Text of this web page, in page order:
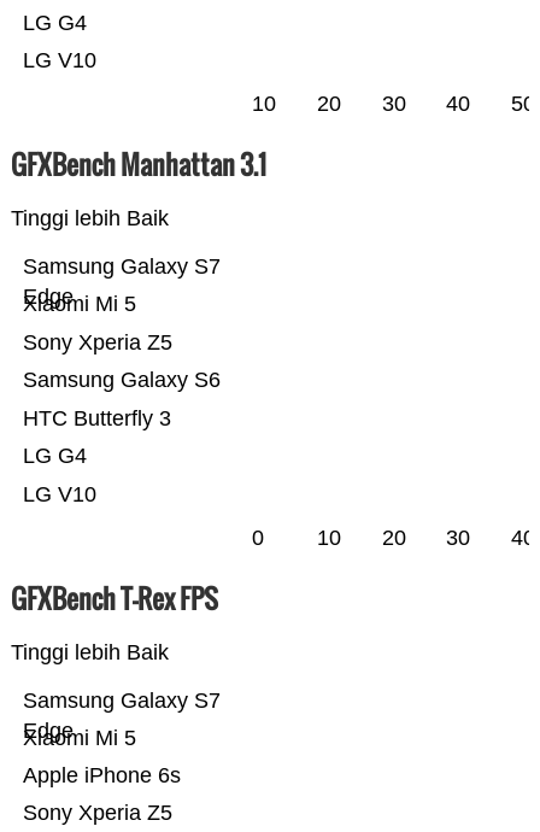
LG V10
LG G4
10 20 30 40 50
GFXBench Manhattan 3.1
Tinggi lebih Baik
LG V10
LG G4
HTC Butterfly 3
Samsung Galaxy S6
Sony Xperia Z5
Xiaomi Mi 5
Samsung Galaxy S7
Edge
0 10 20 30 40
GFXBench T-Rex FPS
Tinggi lebih Baik
Sony Xperia Z5
Apple iPhone 6s
Xiaomi Mi 5
Samsung Galaxy S7
Edge